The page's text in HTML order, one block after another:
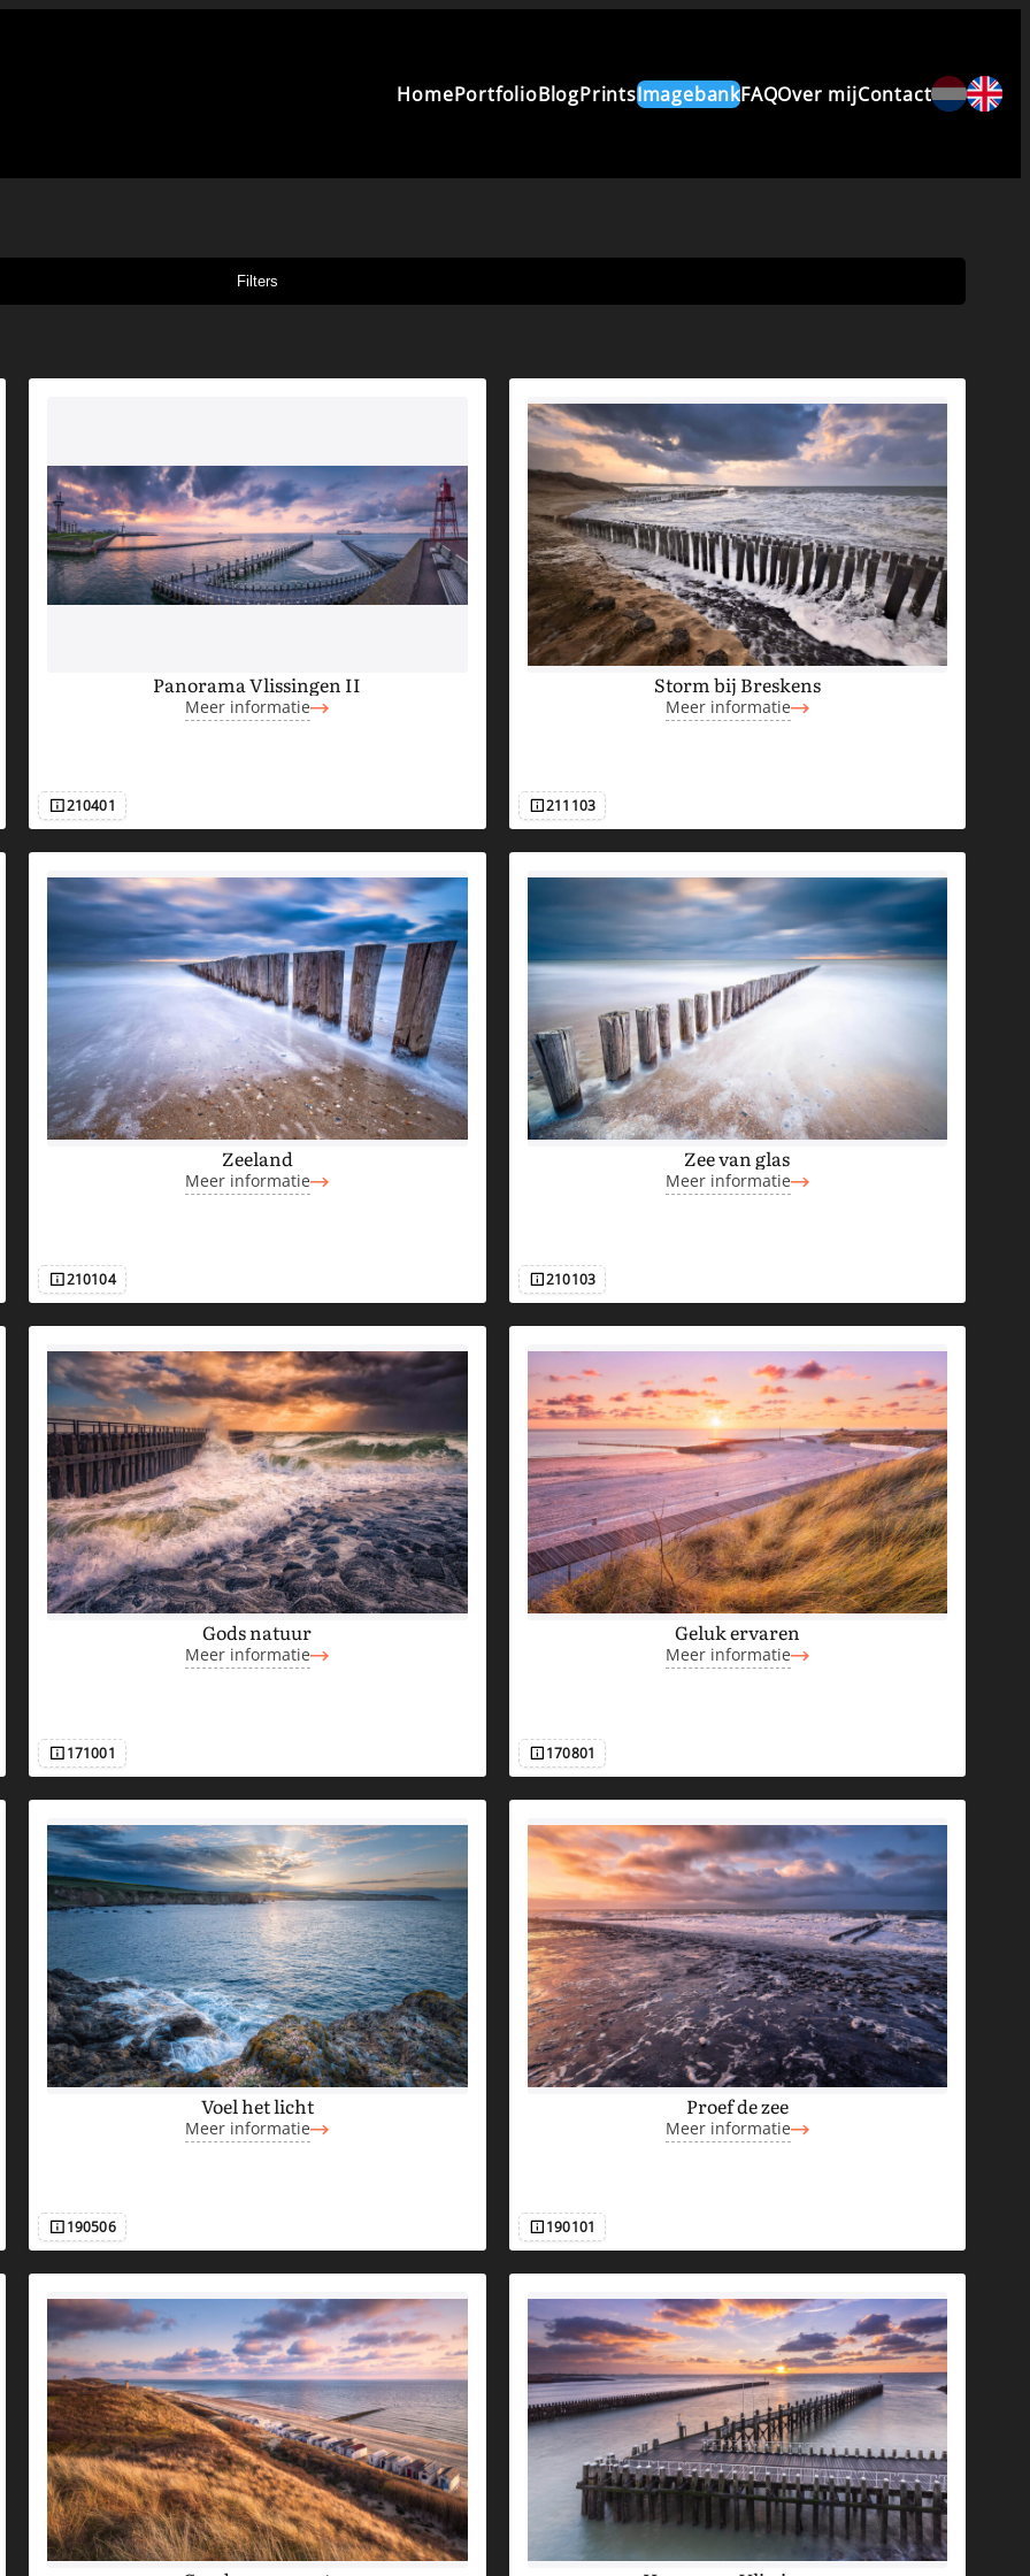
HomePortfolioBlogPrintsImagebankFAQOver mijContact
Filters
Panorama Vlissingen II
Meer informatie
Afbeeldingsnummer
210401
Storm bij Breskens
Meer informatie
Afbeeldingsnummer
211103
Zeeland
Meer informatie
Afbeeldingsnummer
210104
Zee van glas
Meer informatie
Afbeeldingsnummer
210103
Gods natuur
Meer informatie
Afbeeldingsnummer
171001
Geluk ervaren
Meer informatie
Afbeeldingsnummer
170801
Voel het licht
Meer informatie
Afbeeldingsnummer
190506
Proef de zee
Meer informatie
Afbeeldingsnummer
190101